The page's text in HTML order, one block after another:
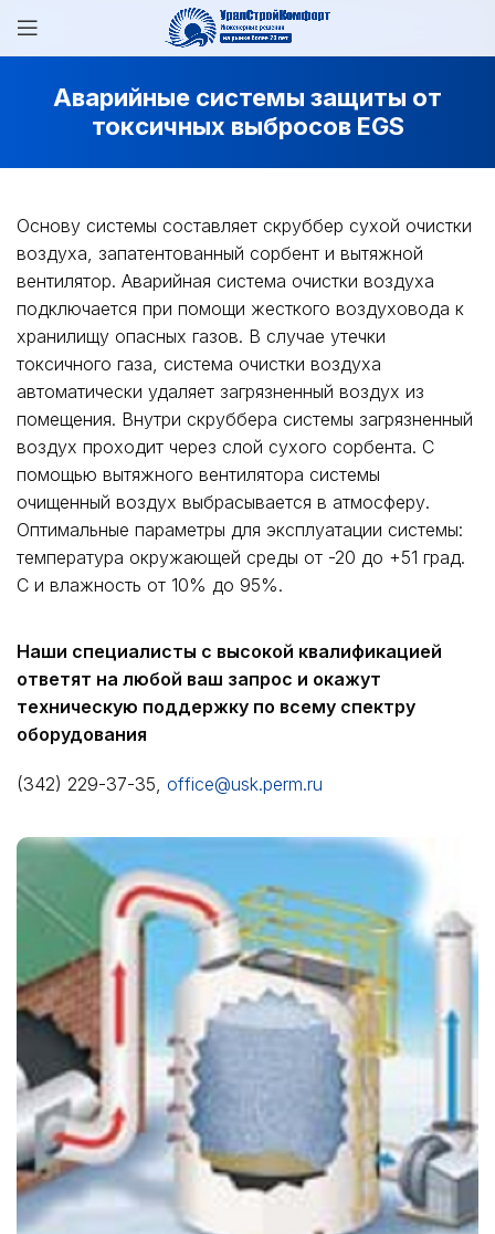
Аварийные системы защиты от
токсичных выбросов EGS
Основу системы составляет скруббер сухой очистки
воздуха, запатентованный сорбент и вытяжной
вентилятор. Аварийная система очистки воздуха
подключается при помощи жесткого воздуховода к
хранилищу опасных газов. В случае утечки
токсичного газа, система очистки воздуха
автоматически удаляет загрязненный воздух из
помещения. Внутри скруббера системы загрязненный
воздух проходит через слой сухого сорбента. С
помощью вытяжного вентилятора системы
очищенный воздух выбрасывается в атмосферу.
Оптимальные параметры для эксплуатации системы:
температура окружающей среды от -20 до +51 град.
С и влажность от 10% до 95%.
Наши специалисты с высокой квалификацией
ответят на любой ваш запрос и окажут
техническую поддержку по всему спектру
оборудования
(342) 229-37-35, office@usk.perm.ru